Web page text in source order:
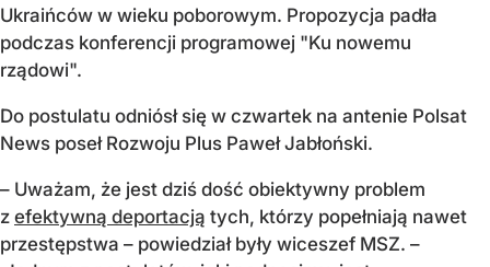
Ukraińców w wieku poborowym. Propozycja padła
podczas konferencji programowej "Ku nowemu
rządowi".
Do postulatu odniósł się w czwartek na antenie Polsat
News poseł Rozwoju Plus Paweł Jabłoński.
– Uważam, że jest dziś dość obiektywny problem
z efektywną deportacją tych, którzy popełniają nawet
przestępstwa – powiedział były wiceszef MSZ. –